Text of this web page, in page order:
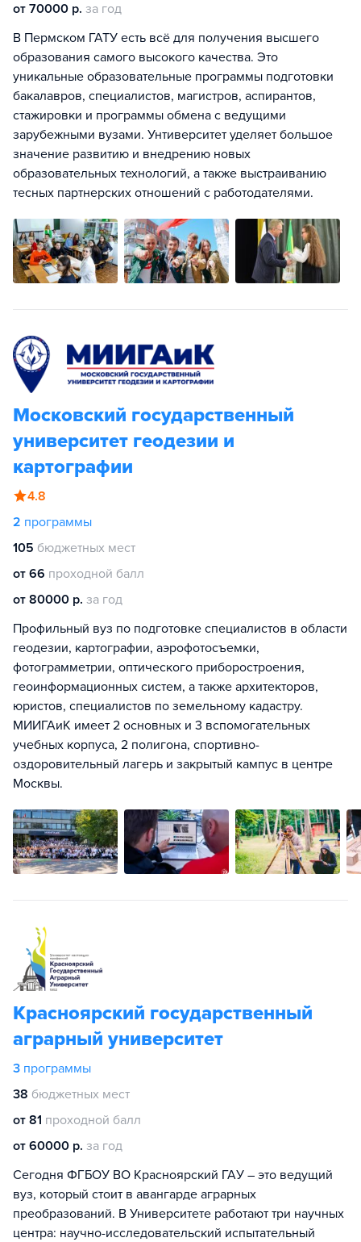
от 70000 р. за год
В Пермском ГАТУ есть всё для получения высшего
образования самого высокого качества. Это
уникальные образовательные программы подготовки
бакалавров, специалистов, магистров, аспирантов,
стажировки и программы обмена с ведущими
зарубежными вузами. Унтиверситет уделяет большое
значение развитию и внедрению новых
образовательных технологий, а также выстраиванию
тесных партнерских отношений с работодателями.
Московский государственный
университет геодезии и
картографии
4.8
2 программы
105 бюджетных мест
от 66 проходной балл
от 80000 р. за год
Профильный вуз по подготовке специалистов в области
геодезии, картографии, аэрофотосъемки,
фотограмметрии, оптического приборостроения,
геоинформационных систем, а также архитекторов,
юристов, специалистов по земельному кадастру.
МИИГАиК имеет 2 основных и 3 вспомогательных
учебных корпуса, 2 полигона, спортивно-
оздоровительный лагерь и закрытый кампус в центре
Москвы.
Красноярский государственный
аграрный университет
3 программы
38 бюджетных мест
от 81 проходной балл
от 60000 р. за год
Сегодня ФГБОУ ВО Красноярский ГАУ – это ведущий
вуз, который стоит в авангарде аграрных
преобразований. В Университете работают три научных
центра: научно-исследовательский испытательный